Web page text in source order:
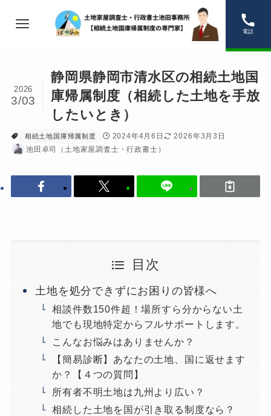
電話
静岡県静岡市清水区の相続土地国
庫帰属制度（相続した土地を手放
したいとき）
2026
3/03
相続土地国庫帰属制度 2024年4月6日
2026年3月3日
池田卓司（土地家屋調査士・行政書士）
目次
土地を処分できずにお困りの皆様へ
相談件数150件超！場所すら分からない土
地でも現地特定からフルサポートします。
こんなお悩みはありませんか？
【簡易診断】あなたの土地、国に返せます
か？【４つの質問】
所有者不明土地は九州より広い？
相続した土地を国が引き取る制度なら？